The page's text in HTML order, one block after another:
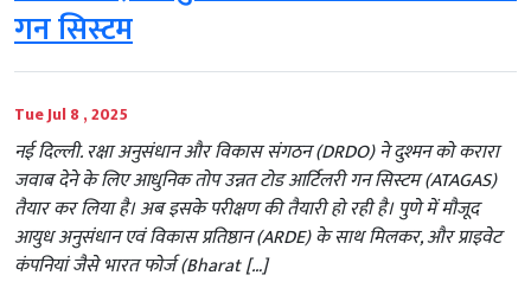
गन सिस्टम
Tue Jul 8 , 2025
नई दिल्ली. रक्षा अनुसंधान और विकास संगठन (DRDO) ने दुश्मन को करारा
जवाब देने के लिए आधुनिक तोप उन्नत टोड आर्टिलरी गन सिस्टम (ATAGAS)
तैयार कर लिया है। अब इसके परीक्षण की तैयारी हो रही है। पुणे में मौजूद
आयुध अनुसंधान एवं विकास प्रतिष्ठान (ARDE) के साथ मिलकर, और प्राइवेट
कंपनियां जैसे भारत फोर्ज (Bharat […]